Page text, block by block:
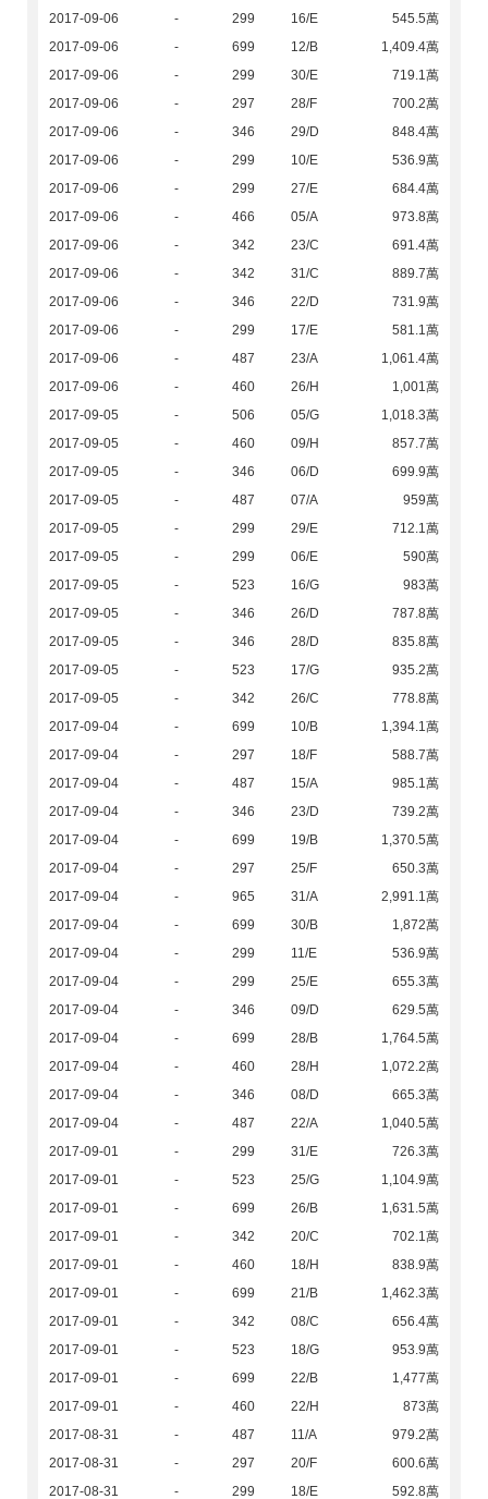
2017-09-06
- 299 16/E
545.5萬
2017-09-06
- 699 12/B
1,409.4萬
2017-09-06
- 299 30/E
719.1萬
2017-09-06
- 297 28/F
700.2萬
2017-09-06
- 346 29/D
848.4萬
2017-09-06
- 299 10/E
536.9萬
2017-09-06
- 299 27/E
684.4萬
2017-09-06
- 466 05/A
973.8萬
2017-09-06
- 342 23/C
691.4萬
2017-09-06
- 342 31/C
889.7萬
2017-09-06
- 346 22/D
731.9萬
2017-09-06
- 299 17/E
581.1萬
2017-09-06
- 487 23/A
1,061.4萬
2017-09-06
- 460 26/H
1,001萬
2017-09-05
- 506 05/G
1,018.3萬
2017-09-05
- 460 09/H
857.7萬
2017-09-05
- 346 06/D
699.9萬
2017-09-05
- 487 07/A
959萬
2017-09-05
- 299 29/E
712.1萬
2017-09-05
- 299 06/E
590萬
2017-09-05
- 523 16/G
983萬
2017-09-05
- 346 26/D
787.8萬
2017-09-05
- 346 28/D
835.8萬
2017-09-05
- 523 17/G
935.2萬
2017-09-05
- 342 26/C
778.8萬
2017-09-04
- 699 10/B
1,394.1萬
2017-09-04
- 297 18/F
588.7萬
2017-09-04
- 487 15/A
985.1萬
2017-09-04
- 346 23/D
739.2萬
2017-09-04
- 699 19/B
1,370.5萬
2017-09-04
- 297 25/F
650.3萬
2017-09-04
- 965 31/A
2,991.1萬
2017-09-04
- 699 30/B
1,872萬
2017-09-04
- 299 11/E
536.9萬
2017-09-04
- 299 25/E
655.3萬
2017-09-04
- 346 09/D
629.5萬
2017-09-04
- 699 28/B
1,764.5萬
2017-09-04
- 460 28/H
1,072.2萬
2017-09-04
- 346 08/D
665.3萬
2017-09-04
- 487 22/A
1,040.5萬
2017-09-01
- 299 31/E
726.3萬
2017-09-01
- 523 25/G
1,104.9萬
2017-09-01
- 699 26/B
1,631.5萬
2017-09-01
- 342 20/C
702.1萬
2017-09-01
- 460 18/H
838.9萬
2017-09-01
- 699 21/B
1,462.3萬
2017-09-01
- 342 08/C
656.4萬
2017-09-01
- 523 18/G
953.9萬
2017-09-01
- 699 22/B
1,477萬
2017-09-01
- 460 22/H
873萬
2017-08-31
- 487 11/A
979.2萬
2017-08-31
- 297 20/F
600.6萬
2017-08-31
- 299 18/E 592.8萬